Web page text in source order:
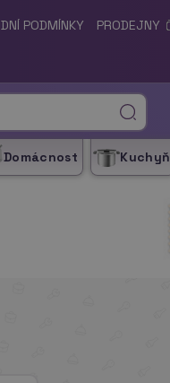
PODMÍNKY PRODEJNY
Domácnost Kuchyň